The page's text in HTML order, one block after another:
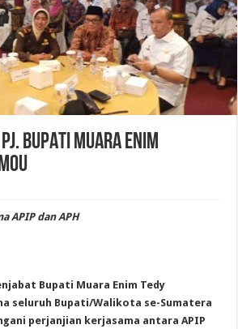
BUPATI MUARA ENIM
APIP dan APH
Bupati Muara Enim Tedy
seluruh Bupati/Walikota se-Sumatera
perjanjian kerjasama antara APIP